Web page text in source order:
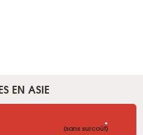
EN ASIE
.
(sans surcoût)